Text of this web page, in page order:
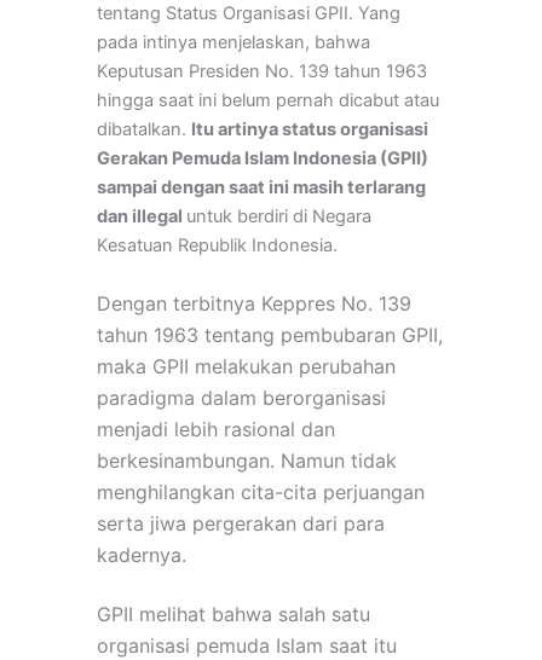
tentang Status Organisasi GPII. Yang
pada intinya menjelaskan, bahwa
Keputusan Presiden No. 139 tahun 1963
hingga saat ini belum pernah dicabut atau
dibatalkan. Itu artinya status organisasi
Gerakan Pemuda Islam Indonesia (GPII)
sampai dengan saat ini masih terlarang
dan illegal untuk berdiri di Negara
Kesatuan Republik Indonesia.
Dengan terbitnya Keppres No. 139
tahun 1963 tentang pembubaran GPII,
maka GPII melakukan perubahan
paradigma dalam berorganisasi
menjadi lebih rasional dan
berkesinambungan. Namun tidak
menghilangkan cita-cita perjuangan
serta jiwa pergerakan dari para
kadernya.
GPII melihat bahwa salah satu
organisasi pemuda Islam saat itu